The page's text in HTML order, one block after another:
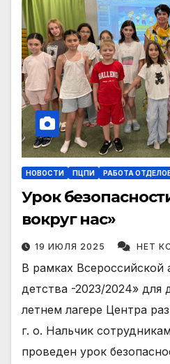
НОВОСТИ ПЦПИ РАБОТА
Урок
вокруг нас»
19 ИЮЛЯ 2025 НЕТ
В рамках Всероссийской
детства -2023/2024»
летнем лагере Центра
г. о. Нальчик
проведен урок